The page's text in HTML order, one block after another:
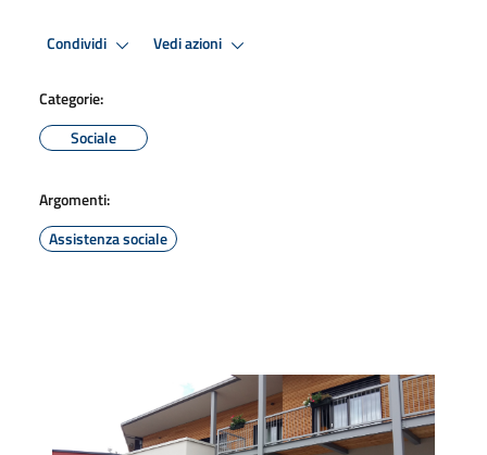
Condividi Vedi azioni
Categorie:
Sociale
Argomenti:
Assistenza sociale